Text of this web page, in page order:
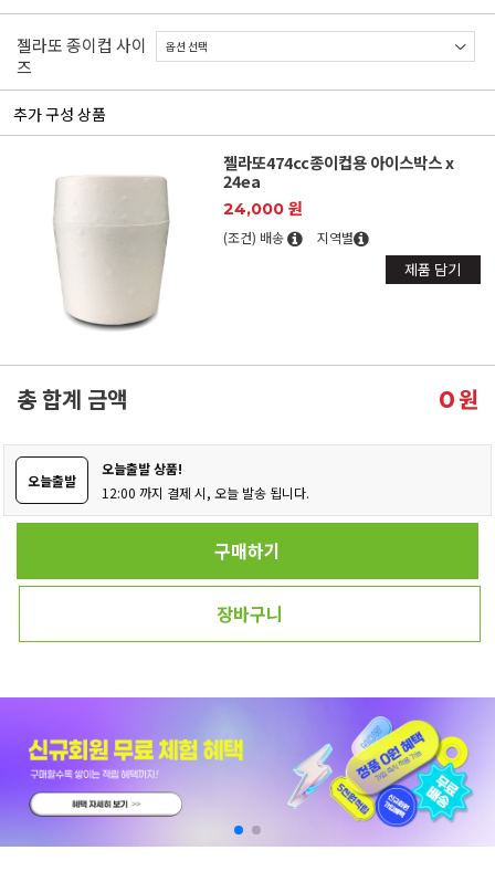
젤라또 종이컵 사이
즈
추가 구성 상품
젤라또474cc종이컵용 아이스박스 x
24ea
24,000 원
(조건) 배송 지역별
제품 담기
총 합계 금액 0원
오늘출발
오늘출발 상품!
12:00 까지 결제 시, 오늘 발송 됩니다.
구매하기
장바구니